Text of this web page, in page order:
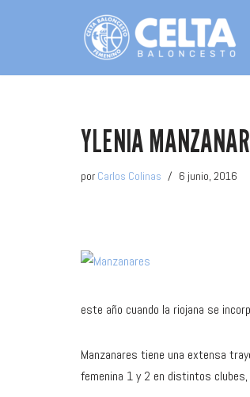
YLENIA
por Carlos Colinas 6 junio, 2016
este año cuando la riojana se
Manzanares tiene una extensa
femenina 1 y 2 en distintos